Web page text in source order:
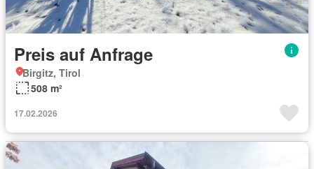
Preis auf Anfrage
Birgitz, Tirol
508 m²
17.02.2026